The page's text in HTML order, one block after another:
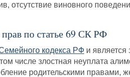
отсутствие виновного
по статье 69 СК РФ
кодекса РФ и
числе злостная неуплата
родительскими правами,